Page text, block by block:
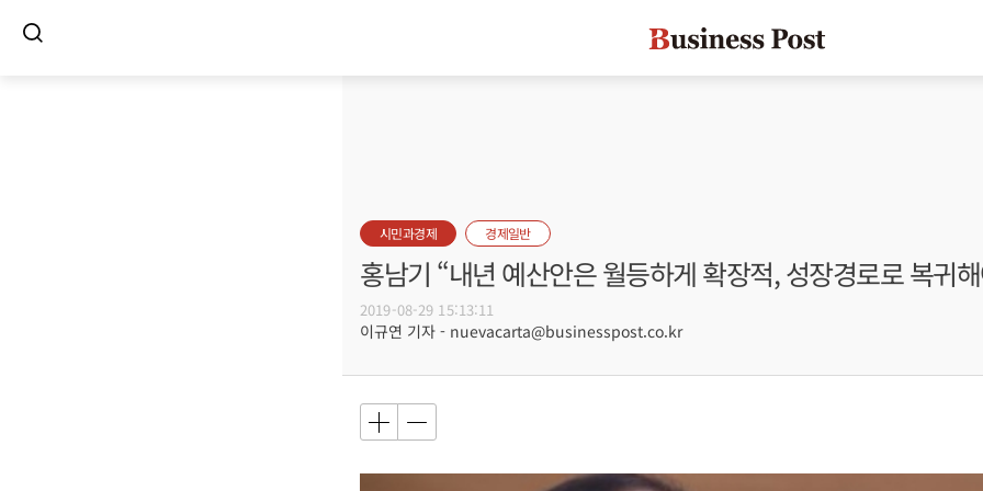
시민과경제 경제일반
홍남기 “내년 예산안은 월등하게 확장적, 성장경로로 복귀
2019-08-29 15:13:11
이규연 기자 - nuevacarta@businesspost.co.kr